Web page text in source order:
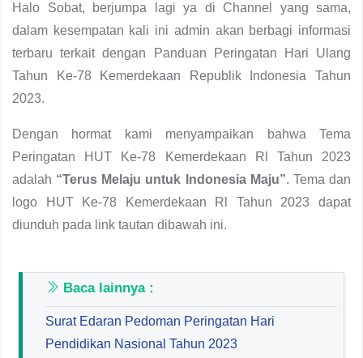
Halo Sobat, berjumpa lagi ya di Channel yang sama,
dalam kesempatan kali ini admin akan berbagi informasi
terbaru terkait dengan Panduan Peringatan Hari Ulang
Tahun Ke-78 Kemerdekaan Republik Indonesia Tahun
2023.
Dengan hormat kami menyampaikan bahwa Tema
Peringatan HUT Ke-78 Kemerdekaan Rl Tahun 2023
adalah “Terus Melaju untuk Indonesia Maju”. Tema dan
logo HUT Ke-78 Kemerdekaan Rl Tahun 2023 dapat
diunduh pada link tautan dibawah ini.
Baca lainnya :
Surat Edaran Pedoman Peringatan Hari
Pendidikan Nasional Tahun 2023